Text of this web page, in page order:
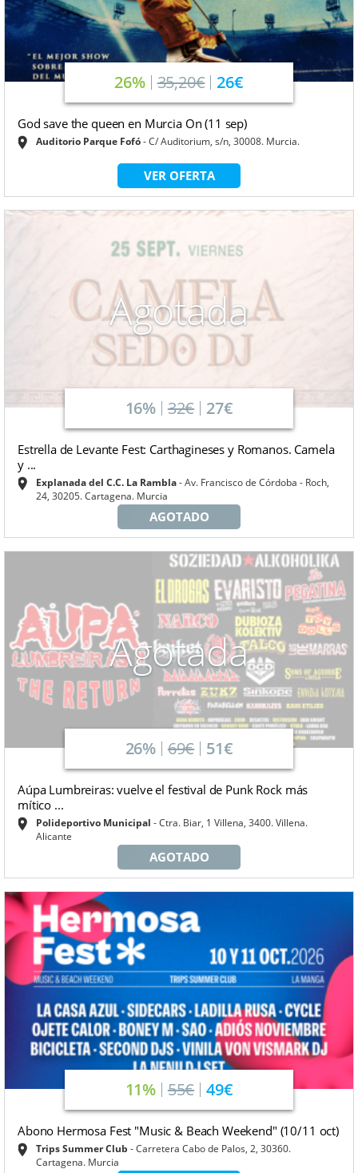
26% 35,20€ 26€
God save the queen en Murcia On (11 sep)
Auditorio Parque Fofó C/ Auditorium, s/n, 30008. Murcia.
VER OFERTA
Agotada
16% 32€ 27€
Estrella de Levante Fest: Carthagineses y Romanos. Camela
y ...
Explanada del C.C. La Rambla Av. Francisco de Córdoba - Roch,
24, 30205. Cartagena. Murcia
AGOTADO
Agotada
26% 69€ 51€
Aúpa Lumbreiras: vuelve el festival de Punk Rock más
mítico ...
Polideportivo Municipal
Ctra. Biar, 1 Villena, 3400. Villena.
Alicante
AGOTADO
11% 55€ 49€
Abono Hermosa Fest "Music & Beach Weekend" (10/11 oct)
Trips Summer Club
Carretera Cabo de Palos, 2, 30360.
Cartagena. Murcia